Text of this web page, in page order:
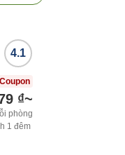
4.1
₫~
phòng
1 đêm